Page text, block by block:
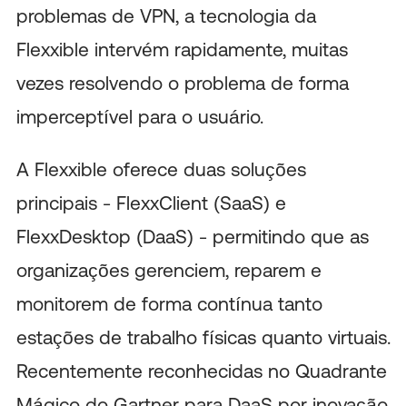
problemas de VPN, a tecnologia da
Flexxible intervém rapidamente, muitas
vezes resolvendo o problema de forma
imperceptível para o usuário.
A Flexxible oferece duas soluções
principais - FlexxClient (SaaS) e
FlexxDesktop (DaaS) - permitindo que as
organizações gerenciem, reparem e
monitorem de forma contínua tanto
estações de trabalho físicas quanto virtuais.
Recentemente reconhecidas no Quadrante